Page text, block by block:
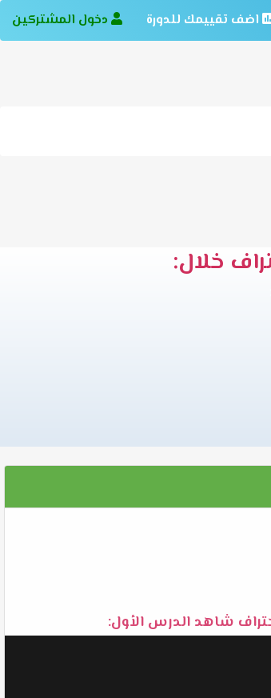
اضف تقييمك للدورة دخول المشتركين
خلال:
شاهد الدرس الأول: